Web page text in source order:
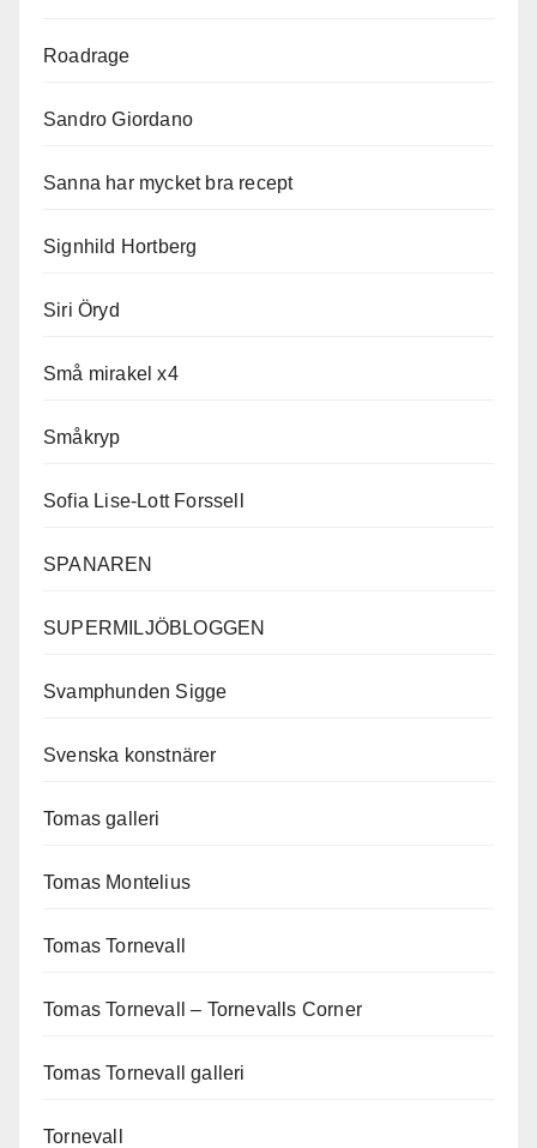
Roadrage
Sandro Giordano
Sanna har mycket bra recept
Signhild Hortberg
Siri Öryd
Små mirakel x4
Småkryp
Sofia Lise-Lott Forssell
SPANAREN
SUPERMILJÖBLOGGEN
Svamphunden Sigge
Svenska konstnärer
Tomas galleri
Tomas Montelius
Tomas Tornevall
Tomas Tornevall – Tornevalls Corner
Tomas Tornevall galleri
Tornevall